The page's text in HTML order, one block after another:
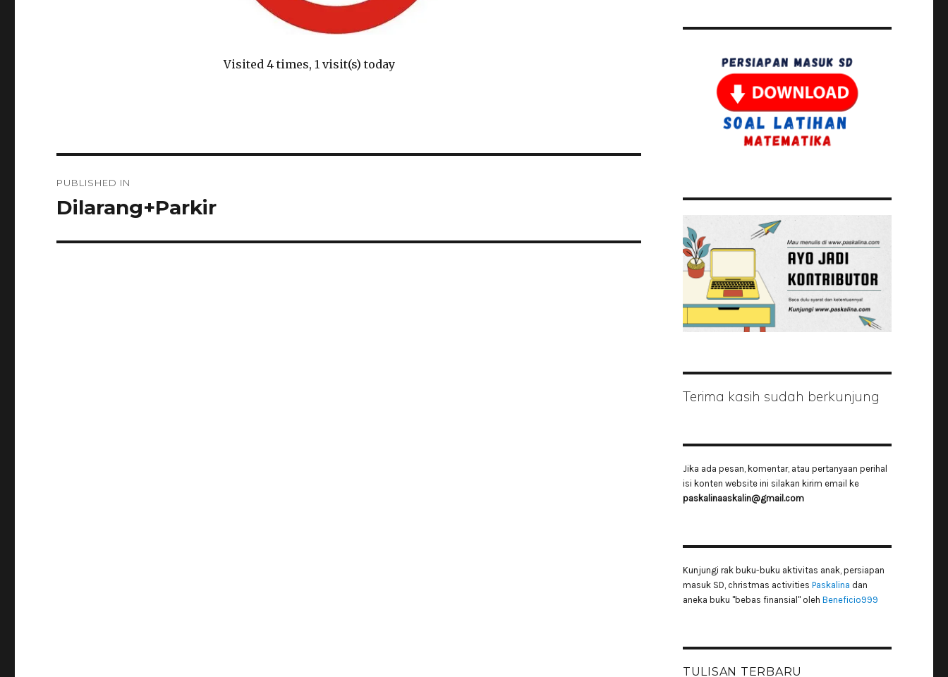
Visited 4 times, 1 visit(s) today
pos
PUBLISHED IN
Dilarang+Parkir
Terima kasih sudah berkunjung
Jika ada pesan, komentar, atau pertanyaan perihal
isi konten website ini silakan kirim email ke
paskalinaaskalin@gmail.com
Kunjungi rak buku-buku aktivitas anak, persiapan
masuk SD, christmas activities Paskalina dan
aneka buku "bebas finansial" oleh Beneficio999
TULISAN TERBARU